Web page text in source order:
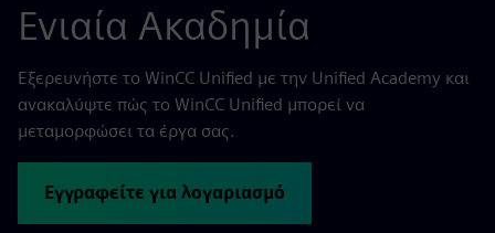
Ενιαία Ακαδημία
Εξερευνήστε το WinCC Unified με την Unified Academy και
ανακαλύψτε πώς το WinCC Unified μπορεί να
μεταμορφώσει τα έργα σας.
Εγγραφείτε για λογαριασμό